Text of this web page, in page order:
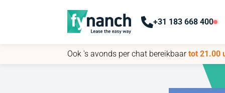
+31 183 668 400
Ook 's avonds per chat bereikbaartot 21.00
+31 183 668 400
Ook 's avonds per chat bereikbaartot 21.00